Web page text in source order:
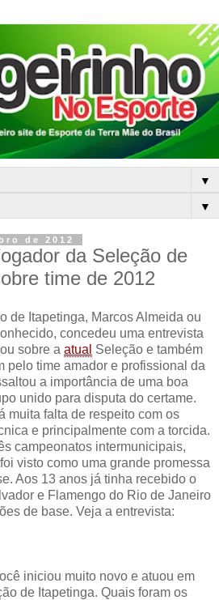
▼
▼
de 2012
da Seleção de
time de 2012
de Itapetinga, Marcos Almeida ou
concedeu uma entrevista
sobre a atual Seleção e também
pelo time amador e profissional da
a importância de uma boa
unido para disputa do certame.
muita falta de respeito com os
e principalmente com a torcida.
campeonatos intermunicipais,
visto como uma grande promessa
Aos 13 anos já tinha recebido o
e Flamengo do Rio de Janeiro
de base. Veja a entrevista:
iniciou muito novo e atuou em
de Itapetinga. Quais foram os